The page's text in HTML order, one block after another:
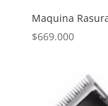
Maquina
$669.000